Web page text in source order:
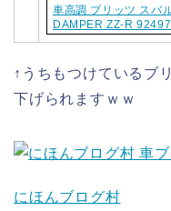
車高調 ブリッツ スバ
DAMPER ZZ-R 92497
↑うちもつけているブ
下げられますｗｗ
にほんブログ村